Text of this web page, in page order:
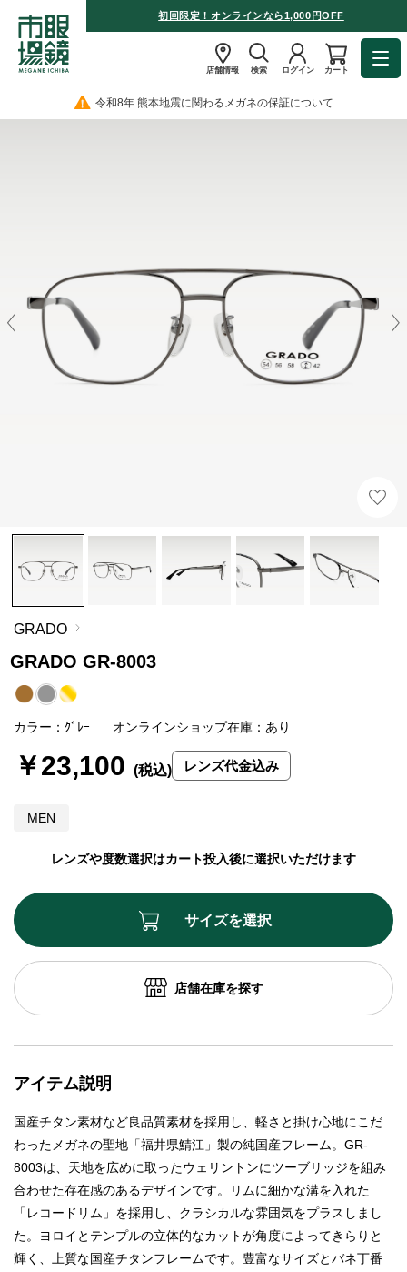
初回限定！オンラインなら1,000円OFF
店舗情報 検索 ログイン カート
令和8年 熊本地震に関わるメガネの保証について
GRADO
GRADO GR-8003
MEN
カラー：ｸﾞﾚｰ オンラインショップ在庫：あり
レンズや度数選択はカート投入後に選択いただけます
￥23,100 レンズ代金込み
サイズを選択
店舗在庫を探す
アイテム説明
国産チタン素材など良品質素材を採用し、軽さと掛け心地にこだ
わったメガネの聖地「福井県鯖江」製の純国産フレーム。GR-
8003は、天地を広めに取ったウェリントンにツーブリッジを組み
合わせた存在感のあるデザインです。リムに細かな溝を入れた
「レコードリム」を採用し、クラシカルな雰囲気をプラスしまし
た。ヨロイとテンプルの立体的なカットが角度によってきらりと
輝く、上質な国産チタンフレームです。豊富なサイズとバネ丁番